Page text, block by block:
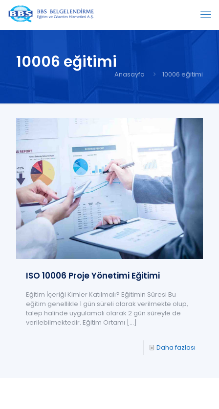
10006 eğitimi
Anasayfa 10006 eğitimi
ISO 10006 Proje Yönetimi Eğitimi
Eğitim İçeriği Kimler Katılmalı? Eğitimin Süresi Bu
eğitim genellikle 1 gün süreli olarak verilmekte olup,
talep halinde uygulamalı olarak 2 gün süreyle de
verilebilmektedir. Eğitim Ortamı […]
Daha fazlası